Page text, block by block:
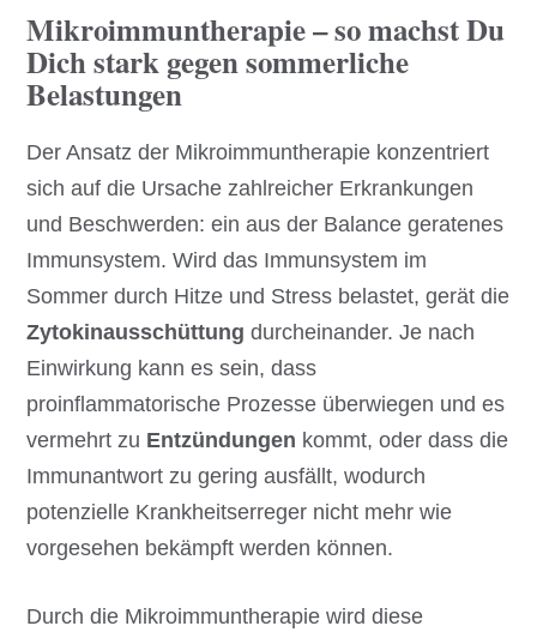
Mikroimmuntherapie – so machst Du
Dich stark gegen sommerliche
Belastungen
Der Ansatz der Mikroimmuntherapie konzentriert
sich auf die Ursache zahlreicher Erkrankungen
und Beschwerden: ein aus der Balance geratenes
Immunsystem. Wird das Immunsystem im
Sommer durch Hitze und Stress belastet, gerät die
Zytokinausschüttung durcheinander. Je nach
Einwirkung kann es sein, dass
proinflammatorische Prozesse überwiegen und es
vermehrt zu Entzündungen kommt, oder dass die
Immunantwort zu gering ausfällt, wodurch
potenzielle Krankheitserreger nicht mehr wie
vorgesehen bekämpft werden können.
Durch die Mikroimmuntherapie wird diese